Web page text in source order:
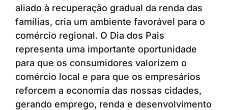
aliado à recuperação gradual da renda das
famílias, cria um ambiente favorável para o
comércio regional. O Dia dos Pais
representa uma importante oportunidade
para que os consumidores valorizem o
comércio local e para que os empresários
reforcem a economia das nossas cidades,
gerando emprego, renda e desenvolvimento